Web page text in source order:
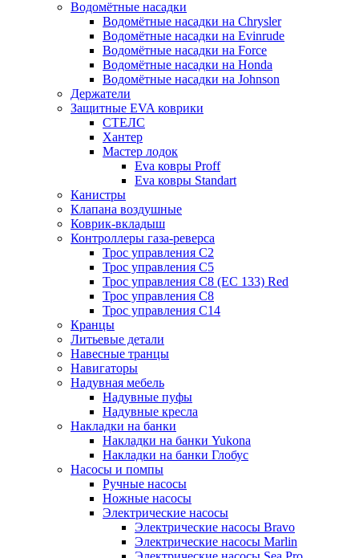
Водомётные насадки
Водомётные насадки на Chrysler
Водомётные насадки на Evinrude
Водомётные насадки на Force
Водомётные насадки на Honda
Водомётные насадки на Johnson
Держатели
Защитные EVA коврики
СТЕЛС
Хантер
Мастер лодок
Eva ковры Proff
Eva ковры Standart
Канистры
Клапана воздушные
Коврик-вкладыш
Контроллеры газа-реверса
Трос управления C2
Трос управления C5
Трос управления C8 (ЕС 133) Red
Трос управления C8
Трос управления C14
Кранцы
Литьевые детали
Навесные транцы
Навигаторы
Надувная мебель
Надувные пуфы
Надувные кресла
Накладки на банки
Накладки на банки Yukona
Накладки на банки Глобус
Насосы и помпы
Ручные насосы
Ножные насосы
Электрические насосы
Электрические насосы Bravo
Электрические насосы Marlin